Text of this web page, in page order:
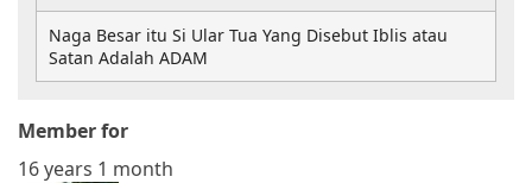
Member for
16 years 1 month
Naga Besar itu Si Ular Tua Yang Disebut Iblis atau
Satan Adalah ADAM